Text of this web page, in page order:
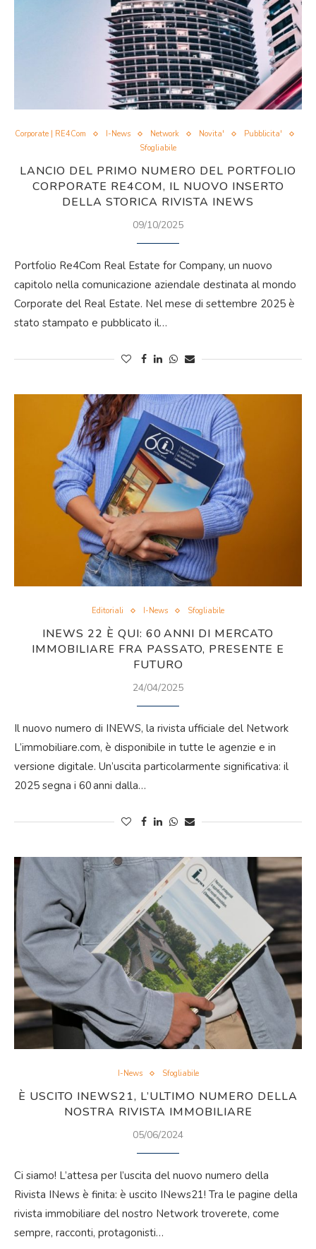
Corporate | RE4Com I-News Network Novita'
Pubblicita'
Sfogliabile
LANCIO DEL PRIMO NUMERO DEL PORTFOLIO
CORPORATE RE4COM, IL NUOVO INSERTO
DELLA STORICA RIVISTA INEWS
09/10/2025
Portfolio Re4Com Real Estate for Company, un nuovo
capitolo nella comunicazione aziendale destinata al mondo
Corporate del Real Estate. Nel mese di settembre 2025 è
stato stampato e pubblicato il…
Editoriali I-News Sfogliabile
INEWS 22 È QUI: 60 ANNI DI MERCATO
IMMOBILIARE FRA PASSATO, PRESENTE E
FUTURO
24/04/2025
Il nuovo numero di INEWS, la rivista ufficiale del Network
L’immobiliare.com, è disponibile in tutte le agenzie e in
versione digitale. Un’uscita particolarmente significativa: il
2025 segna i 60 anni dalla…
I-News Sfogliabile
È USCITO INEWS21, L’ULTIMO NUMERO DELLA
NOSTRA RIVISTA IMMOBILIARE
05/06/2024
Ci siamo! L’attesa per l’uscita del nuovo numero della
Rivista INews è finita: è uscito INews21! Tra le pagine della
rivista immobiliare del nostro Network troverete, come
sempre, racconti, protagonisti…